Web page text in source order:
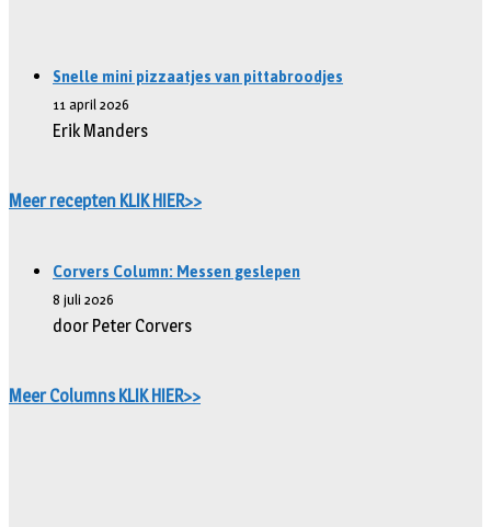
Snelle mini pizzaatjes van pittabroodjes
11 april 2026
Erik Manders
Meer recepten KLIK HIER>>
Corvers Column: Messen geslepen
8 juli 2026
door Peter Corvers
Meer Columns KLIK HIER>>